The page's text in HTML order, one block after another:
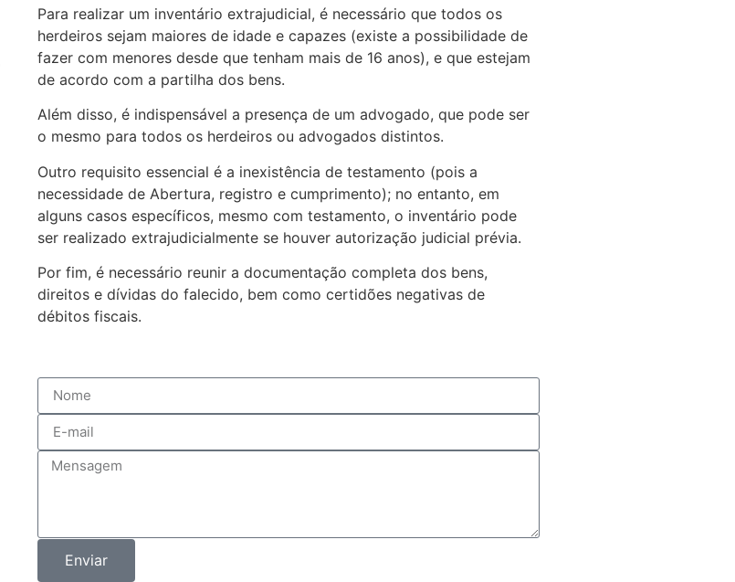
Para realizar um inventário extrajudicial, é necessário que todos os
herdeiros sejam maiores de idade e capazes (existe a possibilidade de
fazer com menores desde que tenham mais de 16 anos), e que estejam
de acordo com a partilha dos bens.
Além disso, é indispensável a presença de um advogado, que pode ser
o mesmo para todos os herdeiros ou advogados distintos.
Outro requisito essencial é a inexistência de testamento (pois a
necessidade de Abertura, registro e cumprimento); no entanto, em
alguns casos específicos, mesmo com testamento, o inventário pode
ser realizado extrajudicialmente se houver autorização judicial prévia.
Por fim, é necessário reunir a documentação completa dos bens,
direitos e dívidas do falecido, bem como certidões negativas de
débitos fiscais.
Enviar